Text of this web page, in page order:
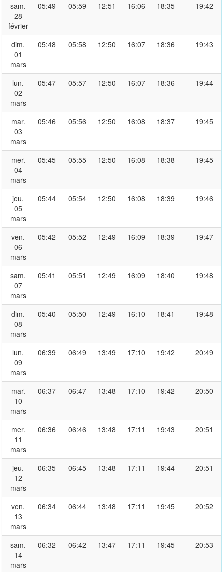
sam.
28
février
05:49 05:59 12:51 16:06 18:35 19:42
dim.
01
mars
05:48 05:58 12:50 16:07 18:36 19:43
lun.
02
mars
05:47 05:57 12:50 16:07 18:36 19:44
mar.
03
mars
05:46 05:56 12:50 16:08 18:37 19:45
mer.
04
mars
05:45 05:55 12:50 16:08 18:38 19:45
jeu.
05
mars
05:44 05:54 12:50 16:08 18:39 19:46
ven.
06
mars
05:42 05:52 12:49 16:09 18:39 19:47
sam.
07
mars
05:41 05:51 12:49 16:09 18:40 19:48
dim.
08
mars
05:40 05:50 12:49 16:10 18:41 19:48
lun.
09
mars
06:39 06:49 13:49 17:10 19:42 20:49
mar.
10
mars
06:37 06:47 13:48 17:10 19:42 20:50
mer.
11
mars
06:36 06:46 13:48 17:11 19:43 20:51
jeu.
12
mars
06:35 06:45 13:48 17:11 19:44 20:51
ven.
13
mars
06:34 06:44 13:48 17:11 19:45 20:52
sam.
14
mars
06:32 06:42 13:47 17:11 19:45 20:53